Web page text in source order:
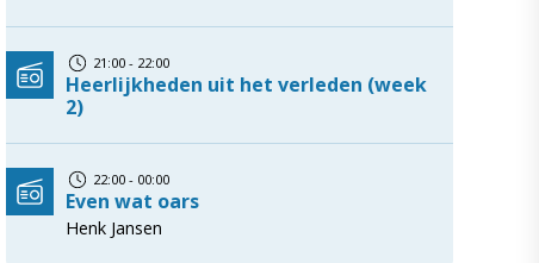
21:00 - 22:00
Heerlijkheden uit het verleden (week
2)
22:00 - 00:00
Even wat oars
Henk Jansen